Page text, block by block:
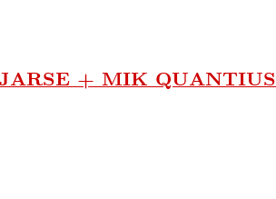
+ MIK QUANTIUS